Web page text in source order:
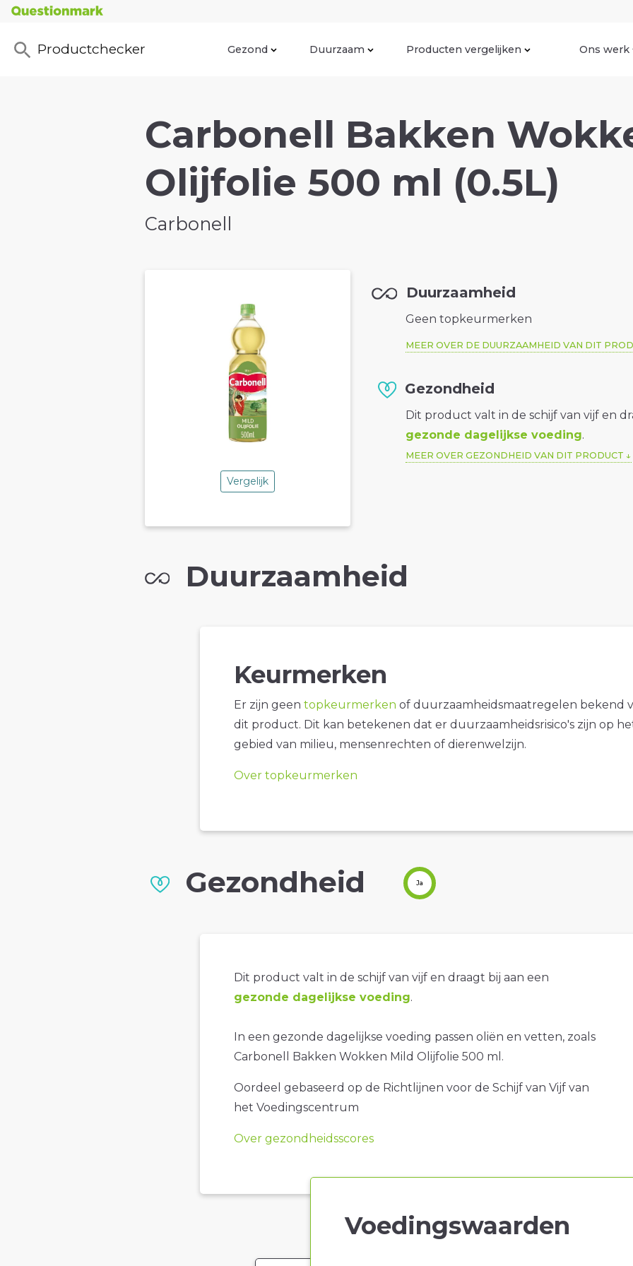
Productchecker Gezond Duurzaam Producten vergelijken Ons werk
Carbonell Bakken
Olijfolie 500 ml (0.5L)
Carbonell
Vergelijk
Duurzaamheid
Geen topkeurmerken
MEER OVER DE DUURZAAMHEID VAN DIT
Gezondheid
Dit product valt in de schijf van vijf en
gezonde dagelijkse voeding.
MEER OVER GEZONDHEID VAN DIT PRODUCT
Duurzaamheid
Keurmerken
Er zijn geen topkeurmerken of duurzaamheidsmaatregelen bekend
dit product. Dit kan betekenen dat er duurzaamheidsrisico's zijn op
gebied van milieu, mensenrechten of dierenwelzijn.
Over topkeurmerken
Gezondheid Ja
Dit product valt in de schijf van vijf en draagt bij aan een
gezonde dagelijkse voeding.
In een gezonde dagelijkse voeding passen oliën en vetten, zoals
Carbonell Bakken Wokken Mild Olijfolie 500 ml.
Oordeel gebaseerd op de Richtlijnen voor de Schijf van Vijf van
het Voedingscentrum
Over gezondheidsscores
Voedingswaarden